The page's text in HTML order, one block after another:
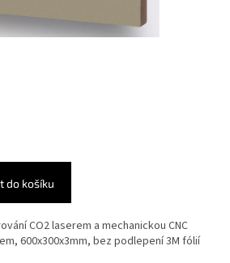
do košíku
CO2 laserem a mechanickou CNC
600x300x3mm, bez podlepení 3M fólií